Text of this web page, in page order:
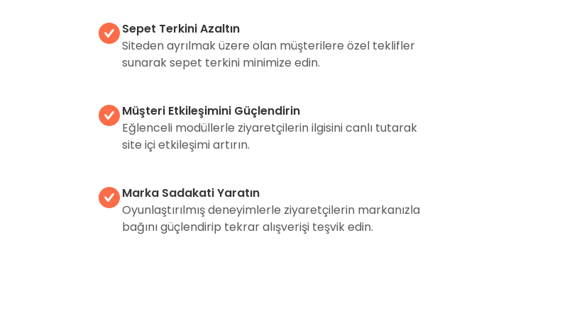
Sepet Terkini Azaltın
Siteden ayrılmak üzere olan müşterilere özel teklifler
sunarak sepet terkini minimize edin.
Müşteri Etkileşimini Güçlendirin
Eğlenceli modüllerle ziyaretçilerin ilgisini canlı tutarak
site içi etkileşimi artırın.
Marka Sadakati Yaratın
Oyunlaştırılmış deneyimlerle ziyaretçilerin markanızla
bağını güçlendirip tekrar alışverişi teşvik edin.